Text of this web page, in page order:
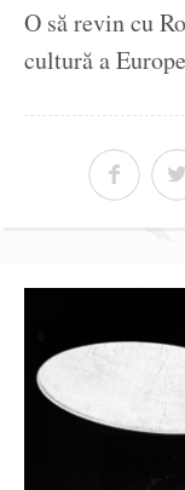
O să revin cu
cultură a